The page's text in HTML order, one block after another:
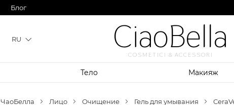
Блог
RU CiaoBella
COSMETICI & ACCESSORI
Тело Макияж
ЧаоБелла Лицо Очищение Гель для умывания